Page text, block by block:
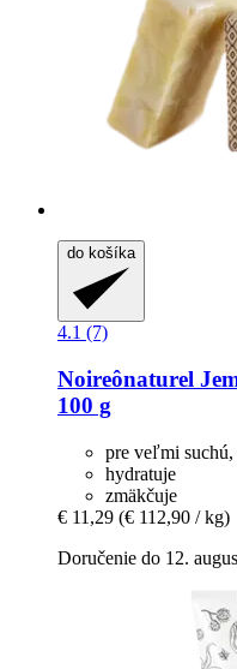
do košíka
4.1 (7)
Noireônaturel
100 g
pre veľmi
hydratuje
zmäkčuje
€ 11,29 (€ 112,90 / kg)
Doručenie do 12.